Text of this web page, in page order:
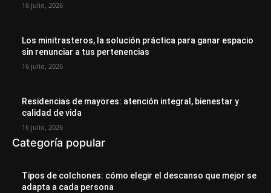
16 julio, 2026
Los minitrasteros, la solución práctica para ganar espacio
sin renunciar a tus pertenencias
16 julio, 2026
Residencias de mayores: atención integral, bienestar y
calidad de vida
16 julio, 2026
Categoría popular
Tipos de colchones: cómo elegir el descanso que mejor se
adapta a cada persona